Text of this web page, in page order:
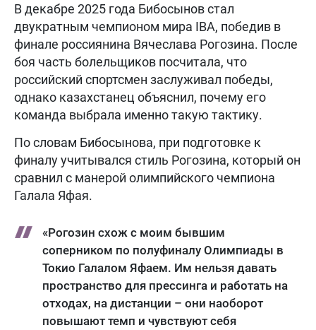
В декабре 2025 года Бибосынов стал
двукратным чемпионом мира IBA, победив в
финале россиянина Вячеслава Рогозина. После
боя часть болельщиков посчитала, что
российский спортсмен заслуживал победы,
однако казахстанец объяснил, почему его
команда выбрала именно такую тактику.
По словам Бибосынова, при подготовке к
финалу учитывался стиль Рогозина, который он
сравнил с манерой олимпийского чемпиона
Галала Яфая.
«Рогозин схож с моим бывшим
соперником по полуфиналу Олимпиады в
Токио Галалом Яфаем. Им нельзя давать
пространство для прессинга и работать на
отходах, на дистанции – они наоборот
повышают темп и чувствуют себя